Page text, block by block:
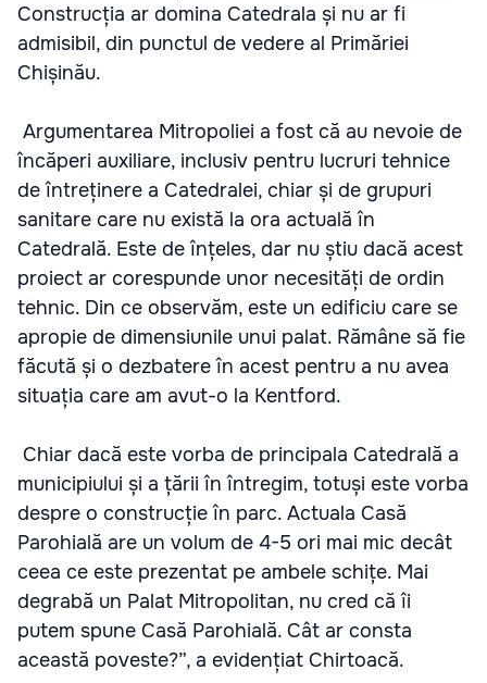
Construcția ar domina Catedrala și nu ar fi
admisibil, din punctul de vedere al Primăriei
Chișinău.
Argumentarea Mitropoliei a fost că au nevoie de
încăperi auxiliare, inclusiv pentru lucruri tehnice
de întreținere a Catedralei, chiar și de grupuri
sanitare care nu există la ora actuală în
Catedrală. Este de înțeles, dar nu știu dacă acest
proiect ar corespunde unor necesități de ordin
tehnic. Din ce observăm, este un edificiu care se
apropie de dimensiunile unui palat. Rămâne să fie
făcută și o dezbatere în acest pentru a nu avea
situația care am avut-o la Kentford.
Chiar dacă este vorba de principala Catedrală a
municipiului și a țării în întregim, totuși este vorba
despre o construcție în parc. Actuala Casă
Parohială are un volum de 4-5 ori mai mic decât
ceea ce este prezentat pe ambele schițe. Mai
degrabă un Palat Mitropolitan, nu cred că îi
putem spune Casă Parohială. Cât ar consta
această poveste?”, a evidențiat Chirtoacă.